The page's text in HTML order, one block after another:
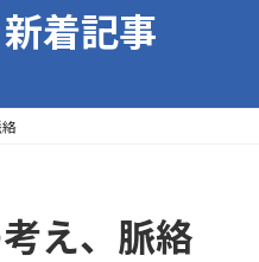
新着記事
え、脈絡